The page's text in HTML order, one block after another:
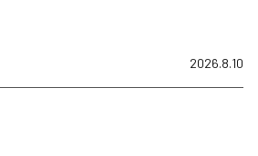
2026.8.10